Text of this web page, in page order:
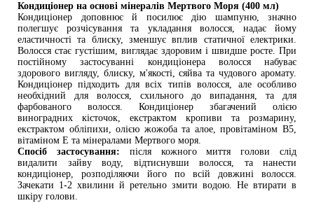
Кондиціонер на основі мінералів Мертвого Моря (400 мл)
Кондиціонер доповнює й посилює дію шампуню, значно
полегшує розчісування та укладання волосся, надає йому
еластичності та блиску, зменшує вплив статичної електрики.
Волосся стає густішим, виглядає здоровим і швидше росте. При
постійному застосуванні кондиціонера волосся набуває
здорового вигляду, блиску, м'якості, сяйва та чудового аромату.
Кондиціонер підходить для всіх типів волосся, але особливо
необхідний для волосся, схильного до випадання, та для
фарбованого волосся. Кондиціонер збагачений олією
виноградних кісточок, екстрактом кропиви та розмарину,
екстрактом обліпихи, олією жожоба та алое, провітаміном В5,
вітаміном Е та мінералами Мертвого моря.
Спосіб застосування: після кожного миття голови слід
видалити зайву воду, відтиснувши волосся, та нанести
кондиціонер, розподіляючи його по всій довжині волосся.
Зачекати 1-2 хвилини й ретельно змити водою. Не втирати в
шкіру голови.